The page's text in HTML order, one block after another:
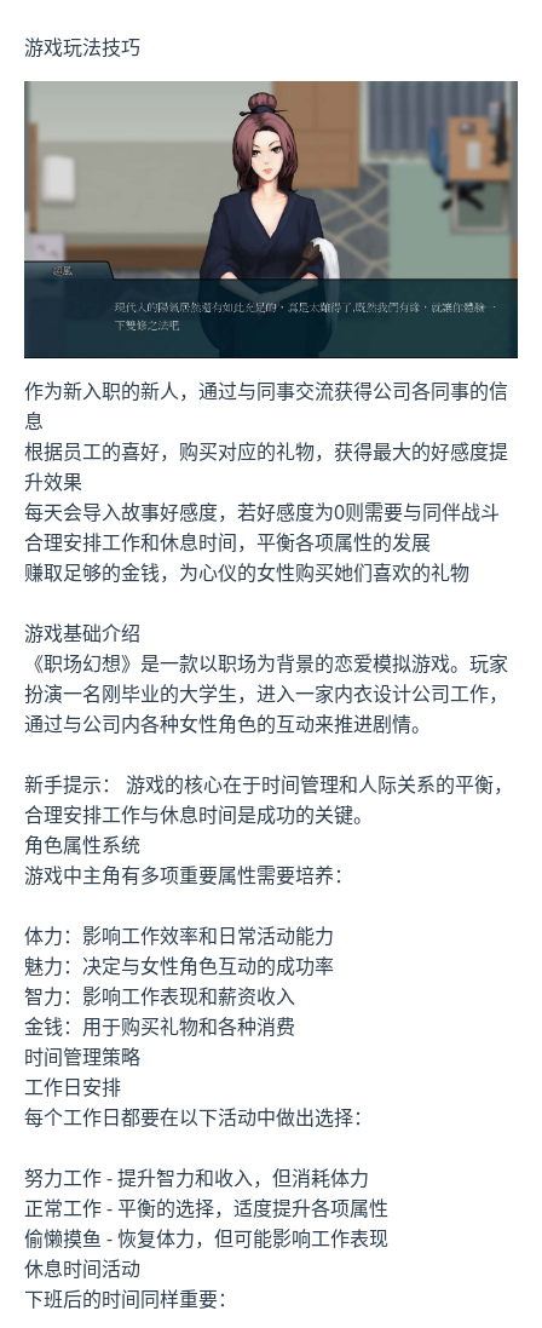
游戏玩法技巧
作为新入职的新人，通过与同事交流获得公司各同事的信
息
根据员工的喜好，购买对应的礼物，获得最大的好感度提
升效果
每天会导入故事好感度，若好感度为0则需要与同伴战斗
合理安排工作和休息时间，平衡各项属性的发展
赚取足够的金钱，为心仪的女性购买她们喜欢的礼物
游戏基础介绍
《职场幻想》是一款以职场为背景的恋爱模拟游戏。玩家
扮演一名刚毕业的大学生，进入一家内衣设计公司工作，
通过与公司内各种女性角色的互动来推进剧情。
新手提示： 游戏的核心在于时间管理和人际关系的平衡，
合理安排工作与休息时间是成功的关键。
角色属性系统
游戏中主角有多项重要属性需要培养：
体力：影响工作效率和日常活动能力
魅力：决定与女性角色互动的成功率
智力：影响工作表现和薪资收入
金钱：用于购买礼物和各种消费
时间管理策略
工作日安排
每个工作日都要在以下活动中做出选择：
努力工作 - 提升智力和收入，但消耗体力
正常工作 - 平衡的选择，适度提升各项属性
偷懒摸鱼 - 恢复体力，但可能影响工作表现
休息时间活动
下班后的时间同样重要：